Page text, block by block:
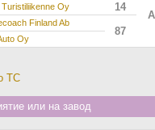
Turistiliikenne Oy 14
Finland Ab
87
Oy
ТС
или на завод